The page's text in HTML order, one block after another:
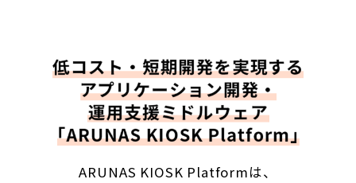
ARUNAS KIOSK Platformは、